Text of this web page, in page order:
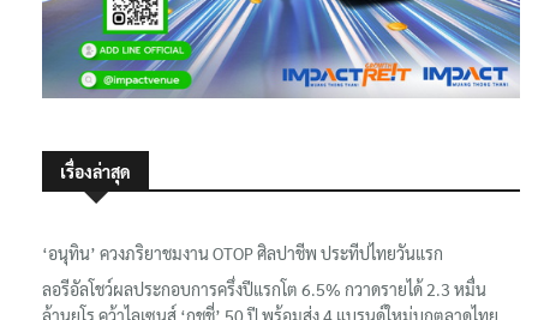
‘อนุทิน’ ควงภริยาชมงาน OTOP ศิลปาชีพ ประทีปไทยวันแรก